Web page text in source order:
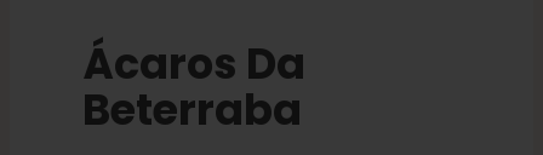
Ácaros Da
Beterraba